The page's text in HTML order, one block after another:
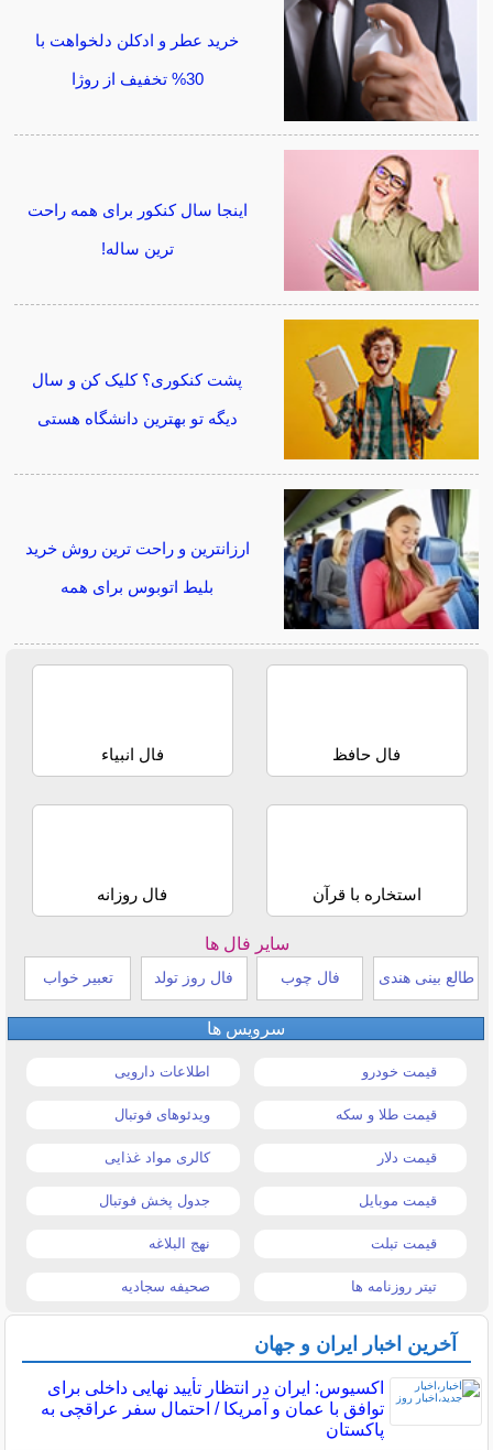
خرید عطر و ادکلن دلخواهت با
30% تخفیف از روژا
اینجا سال کنکور برای همه راحت
ترین ساله!
پشت کنکوری؟ کلیک کن و سال
دیگه تو بهترین دانشگاه هستی
ارزانترین و راحت ترین روش خرید
بلیط اتوبوس برای همه
فال حافظ فال انبیاء
استخاره با قرآن فال روزانه
سایر فال ها
طالع بینی هندی فال چوب فال روز تولد تعبیر خواب
سرویس ها
قیمت خودرو اطلاعات دارویی
قیمت طلا و سکه ویدئوهای فوتبال
قیمت دلار کالری مواد غذایی
قیمت موبایل جدول پخش فوتبال
قیمت تبلت نهج البلاغه
تیتر روزنامه ها صحیفه سجادیه
آخرین اخبار ایران و جهان
اکسیوس: ایران در انتظار تأیید نهایی داخلی برای
توافق با عمان و آمریکا / احتمال سفر عراقچی به
پاکستان